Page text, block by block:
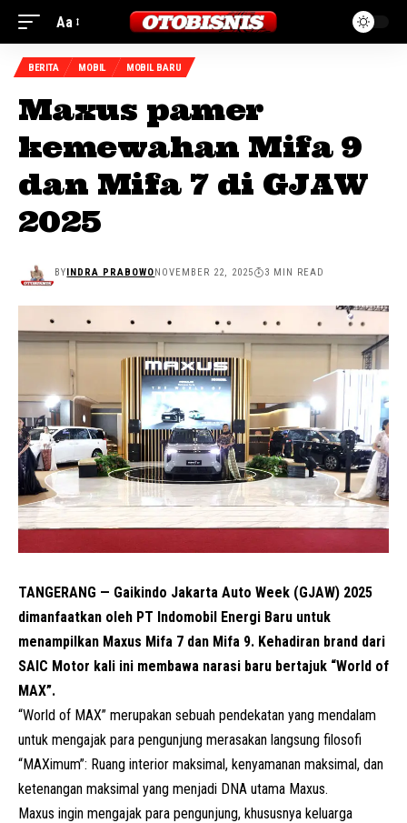
Aa
BERITA MOBIL MOBIL BARU
Maxus pamer
kemewahan Mifa 9
dan Mifa 7 di GJAW
2025
BYINDRA PRABOWONOVEMBER 22, 2025 3 MIN READ
TANGERANG — Gaikindo Jakarta Auto Week (GJAW) 2025
dimanfaatkan oleh PT Indomobil Energi Baru untuk
menampilkan Maxus Mifa 7 dan Mifa 9. Kehadiran brand dari
SAIC Motor kali ini membawa narasi baru bertajuk “World of
MAX”.
“World of MAX” merupakan sebuah pendekatan yang mendalam
untuk mengajak para pengunjung merasakan langsung filosofi
“MAXimum”: Ruang interior maksimal, kenyamanan maksimal, dan
ketenangan maksimal yang menjadi DNA utama Maxus.
Maxus ingin mengajak para pengunjung, khususnya keluarga